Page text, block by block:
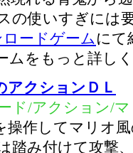
の使いすぎには
ードゲームにて
ムをもっと詳し
アクションＤＬ
ド/アクション/
操作してマリオ
踏み付けて攻撃